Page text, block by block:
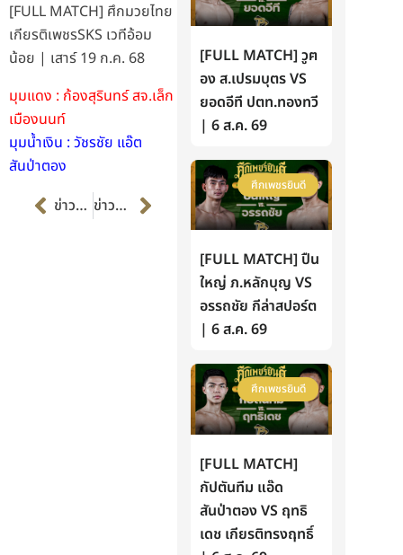
[FULL MATCH] ศึกมวยไทย
เกียรติเพชรSKS เวทีอ้อม
น้อย | เสาร์ 19 ก.ค. 68
มุมแดง : ก้องสุรินทร์ สจ.เล็ก
เมืองนนท์
มุมน้ำเงิน : วัชรชัย แอ๊ต
สันป่าตอง
Prevข่าวก่อนหน้า ข่าวต่อไป Next
[FULL MATCH] วูฅ
อง ส.เปรมบุตร VS
ยอดอีที ปตท.ทองทวี
| 6 ส.ค. 69
ศึกเพชรยินดี
[FULL MATCH] ปืน
ใหญ่ ภ.หลักบุญ VS
อรรถชัย กีล่าสปอร์ต
| 6 ส.ค. 69
ศึกเพชรยินดี
[FULL MATCH]
กัปตันทีม แอ๊ด
สันป่าตอง VS ฤทธิ
เดช เกียรติทรงฤทธิ์